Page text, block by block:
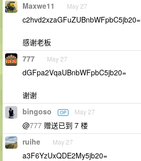
Maxwe11 May 27
c2hvd2xzaGFuZUBnbWFpbC5jb20=
感谢老板
777 May 27
dGFpa2VqaUBnbWFpbC5jb20=
谢谢
bingoso OP May 27
@777 赠送已到 7 楼
ruihe May 27
a3F6YzUxQDE2My5jb20=